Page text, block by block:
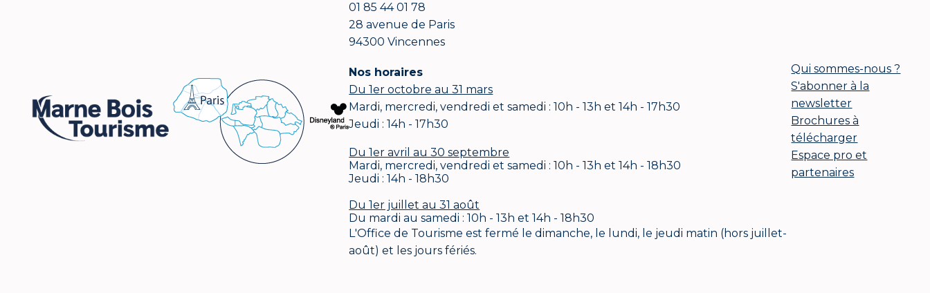
01 85 44 01 78
28 avenue de Paris
94300 Vincennes
Nos horaires
Du 1er octobre au 31 mars
Mardi, mercredi, vendredi et samedi : 10h - 13h et 14h - 17h30
Jeudi : 14h - 17h30
Du 1er avril au 30 septembre
Mardi, mercredi, vendredi et samedi : 10h - 13h et 14h - 18h30
Jeudi : 14h - 18h30
Du 1er juillet au 31 août
Du mardi au samedi : 10h - 13h et 14h - 18h30
L'Office de Tourisme est fermé le dimanche, le lundi, le jeudi matin (hors juillet-
août) et les jours fériés.
Qui sommes-nous ?
S'abonner à la
newsletter
Brochures à
télécharger
Espace pro et
partenaires